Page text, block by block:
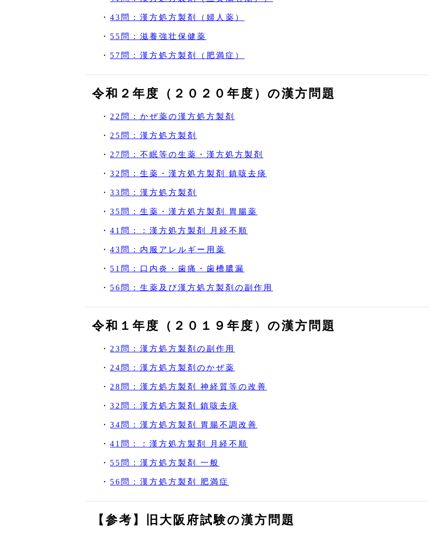
・ 43問：漢方処方製剤（婦人薬）
・ 55問：滋養強壮保健薬
・ 57問：漢方処方製剤（肥満症）
令和２年度（２０２０年度）の漢方問題
・ 22問：かぜ薬の漢方処方製剤
・ 25問：漢方処方製剤
・ 27問：不眠等の生薬・漢方処方製剤
・ 32問：生薬・漢方処方製剤 鎮咳去痰
・ 33問：漢方処方製剤
・ 35問：生薬・漢方処方製剤 胃腸薬
・ 41問：：漢方処方製剤 月経不順
・ 43問：内服アレルギー用薬
・ 51問：口内炎・歯痛・歯槽膿漏
・ 56問：生薬及び漢方処方製剤の副作用
令和１年度（２０１９年度）の漢方問題
・ 23問：漢方処方製剤の副作用
・ 24問：漢方処方製剤のかぜ薬
・ 28問：漢方処方製剤 神経質等の改善
・ 32問：漢方処方製剤 鎮咳去痰
・ 34問：漢方処方製剤 胃腸不調改善
・ 41問：：漢方処方製剤 月経不順
・ 55問：漢方処方製剤 一般
・ 56問：漢方処方製剤 肥満症
【参考】旧大阪府試験の漢方問題